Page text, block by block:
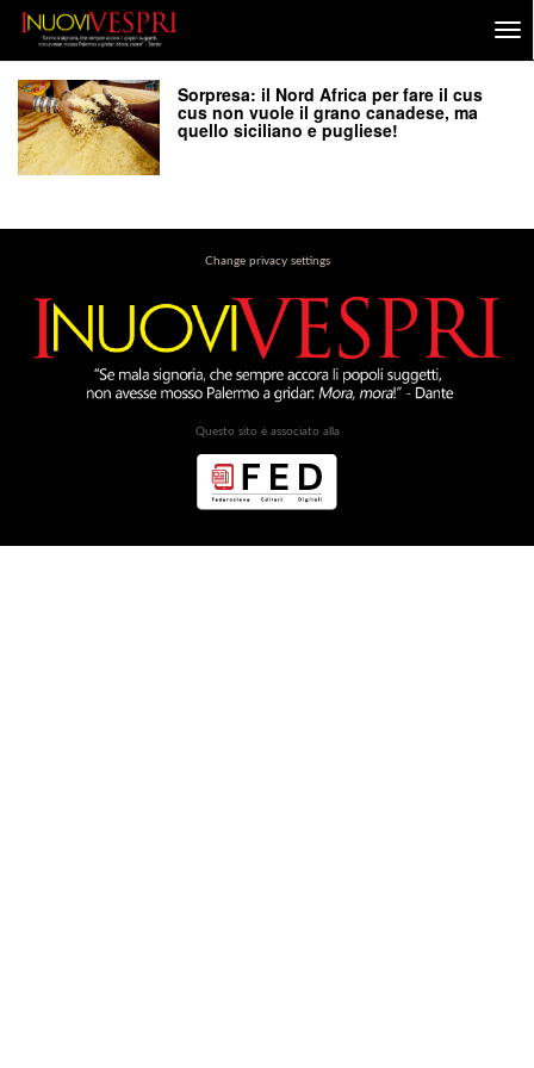
Sorpresa: il Nord Africa per fare il cus
cus non vuole il grano canadese, ma
quello siciliano e pugliese!
Change privacy settings
Questo sito è associato alla